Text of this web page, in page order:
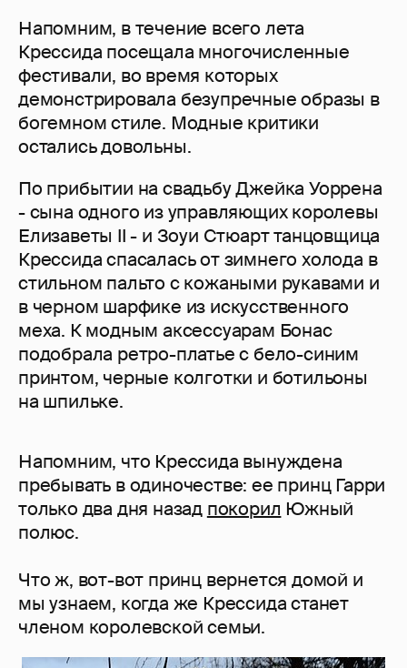
Напомним, в течение всего лета
Крессида посещала многочисленные
фестивали, во время которых
демонстрировала безупречные образы в
богемном стиле. Модные критики
остались довольны.
По прибытии на свадьбу Джейка Уоррена
- сына одного из управляющих королевы
Елизаветы II - и Зоуи Стюарт танцовщица
Крессида спасалась от зимнего холода в
стильном пальто с кожаными рукавами и
в черном шарфике из искусственного
меха. К модным аксессуарам Бонас
подобрала ретро-платье с бело-синим
принтом, черные колготки и ботильоны
на шпильке.
Напомним, что Крессида вынуждена
пребывать в одиночестве: ее принц Гарри
только два дня назад покорил Южный
полюс.
Что ж, вот-вот принц вернется домой и
мы узнаем, когда же Крессида станет
членом королевской семьи.